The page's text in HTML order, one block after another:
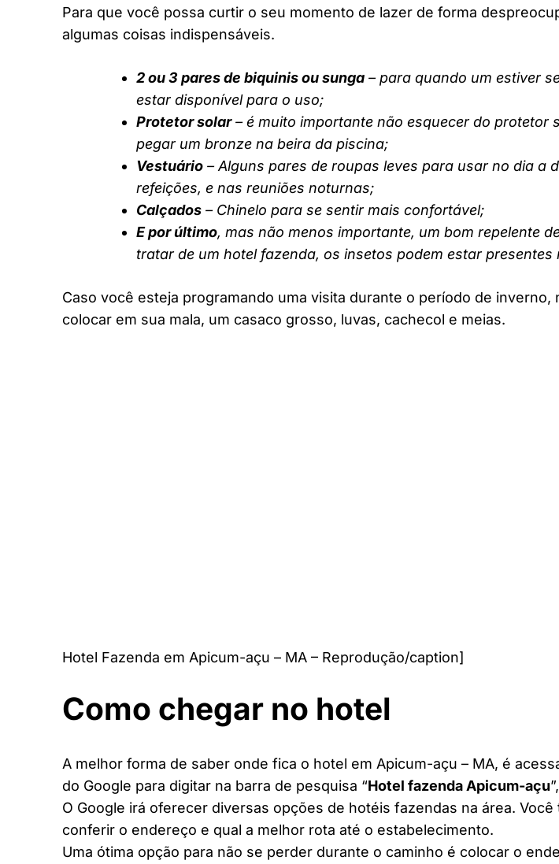
Para que você possa curtir o seu momento de lazer de forma
algumas coisas indispensáveis.
2 ou 3 pares de biquinis ou sunga – para quando um estiver
estar disponível para o uso;
Protetor solar– é muito importante não esquecer do protetor
pegar um bronze na beira da piscina;
Vestuário – Alguns pares de roupas leves para usar no dia a
refeições, e nas reuniões noturnas;
Calçados – Chinelo para se sentir mais confortável;
E por último, mas não menos importante, um bom repelente
tratar de um hotel fazenda, os insetos podem estar presentes
Caso você esteja programando uma visita durante o período de inverno,
colocar em sua mala, um casaco grosso, luvas, cachecol e meias.
Hotel Fazenda em Apicum-açu – MA – Reprodução/caption]
Como chegar no hotel
A melhor forma de saber onde fica o hotel em Apicum-açu – MA, é
do Google para digitar na barra de pesquisa “Hotel fazenda Apicum-açu
O Google irá oferecer diversas opções de hotéis fazendas na área. Você
conferir o endereço e qual a melhor rota até o estabelecimento.
Uma ótima opção para não se perder durante o caminho é colocar o